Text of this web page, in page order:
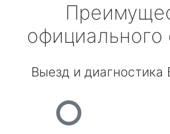
официального
Выезд и диагностика